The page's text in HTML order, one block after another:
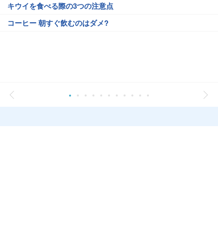
キウイを食べる際の3つの注意点
コーヒー 朝すぐ飲むのはダメ?